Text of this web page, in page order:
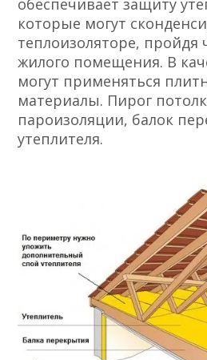
обеспечивает защиту
которые могут
теплоизоляторе, пройдя
жилого помещения. В
могут применяться
материалы. Пирог
пароизоляции, балок
утеплителя.